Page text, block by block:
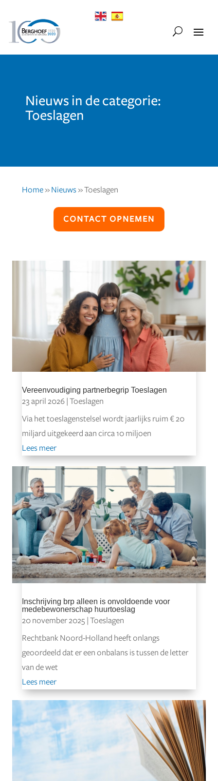
Nieuws in de categorie:
Toeslagen
Home» Nieuws»Toeslagen
CONTACT OPNEMEN
Vereenvoudiging partnerbegrip Toeslagen
23 april 2026| Toeslagen
Via het toeslagenstelsel wordt jaarlijks ruim € 20
miljard uitgekeerd aan circa 10 miljoen
Lees meer
Inschrijving brp alleen is onvoldoende voor
medebewonerschap huurtoeslag
20 november 2025
Toeslagen
Rechtbank Noord-Holland heeft onlangs
geoordeeld dat er een onbalans is tussen de letter
van de wet
Lees meer